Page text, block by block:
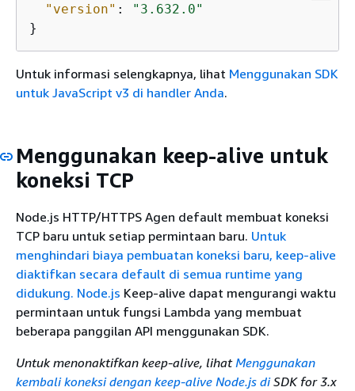
"version" :
"3.632.0"
}
Untuk informasi selengkapnya, lihat Menggunakan SDK
untuk JavaScript v3 di handler Anda.
Menggunakan keep-alive untuk
koneksi TCP
Node.js HTTP/HTTPS Agen default membuat koneksi
TCP baru untuk setiap permintaan baru. Untuk
menghindari biaya pembuatan koneksi baru, keep-alive
diaktifkan secara default di semua runtime yang
didukung. Node.js Keep-alive dapat mengurangi waktu
permintaan untuk fungsi Lambda yang membuat
beberapa panggilan API menggunakan SDK.
Untuk menonaktifkan keep-alive, lihatMenggunakan
kembali koneksi dengan keep-alive Node.js diSDK for 3.x